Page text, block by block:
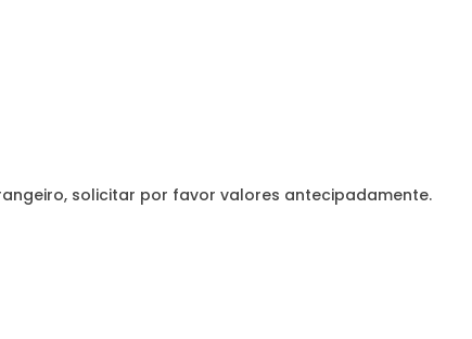
solicitar por favor valores antecipadamente.